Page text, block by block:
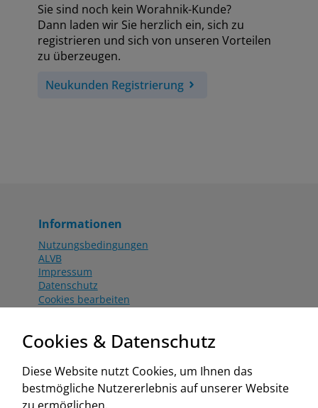
Sie sind noch kein Worahnik-Kunde?
Dann laden wir Sie herzlich ein, sich zu
registrieren und sich von unseren Vorteilen
zu überzeugen.
Neukunden Registrierung
Informationen
Nutzungsbedingungen
ALVB
Impressum
Datenschutz
Cookies bearbeiten
Aktionsbedingungen
www.worahnik.at
Zentrale Köttlach
Cookies & Datenschutz
Diese Website nutzt Cookies, um Ihnen das
bestmögliche Nutzererlebnis auf unserer Website